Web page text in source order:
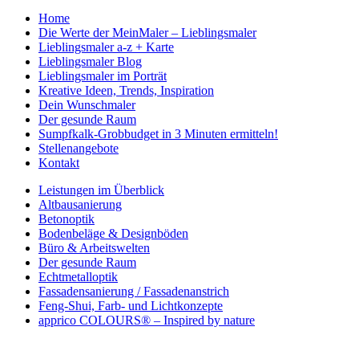
Home
Die Werte der MeinMaler – Lieblingsmaler
Lieblingsmaler a-z + Karte
Lieblingsmaler Blog
Lieblingsmaler im Porträt
Kreative Ideen, Trends, Inspiration
Dein Wunschmaler
Der gesunde Raum
Sumpfkalk-Grobbudget in 3 Minuten ermitteln!
Stellenangebote
Kontakt
Leistungen im Überblick
Altbausanierung
Betonoptik
Bodenbeläge & Designböden
Büro & Arbeitswelten
Der gesunde Raum
Echtmetalloptik
Fassadensanierung / Fassadenanstrich
Feng-Shui, Farb- und Lichtkonzepte
apprico COLOURS® – Inspired by nature